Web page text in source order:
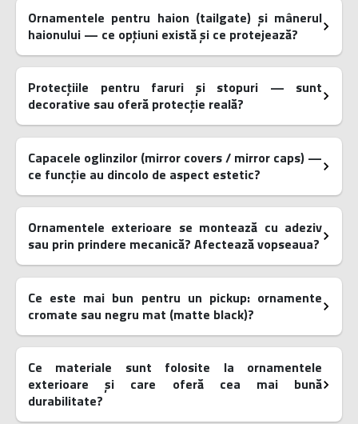
Ornamentele pentru haion (tailgate) și mânerul
haionului — ce opțiuni există și ce protejează?
Protecțiile pentru faruri și stopuri — sunt
decorative sau oferă protecție reală?
Capacele oglinzilor (mirror covers / mirror caps) —
ce funcție au dincolo de aspect estetic?
Ornamentele exterioare se montează cu adeziv
sau prin prindere mecanică? Afectează vopseaua?
Ce este mai bun pentru un pickup: ornamente
cromate sau negru mat (matte black)?
Ce materiale sunt folosite la ornamentele
exterioare și care oferă cea mai bună
durabilitate?